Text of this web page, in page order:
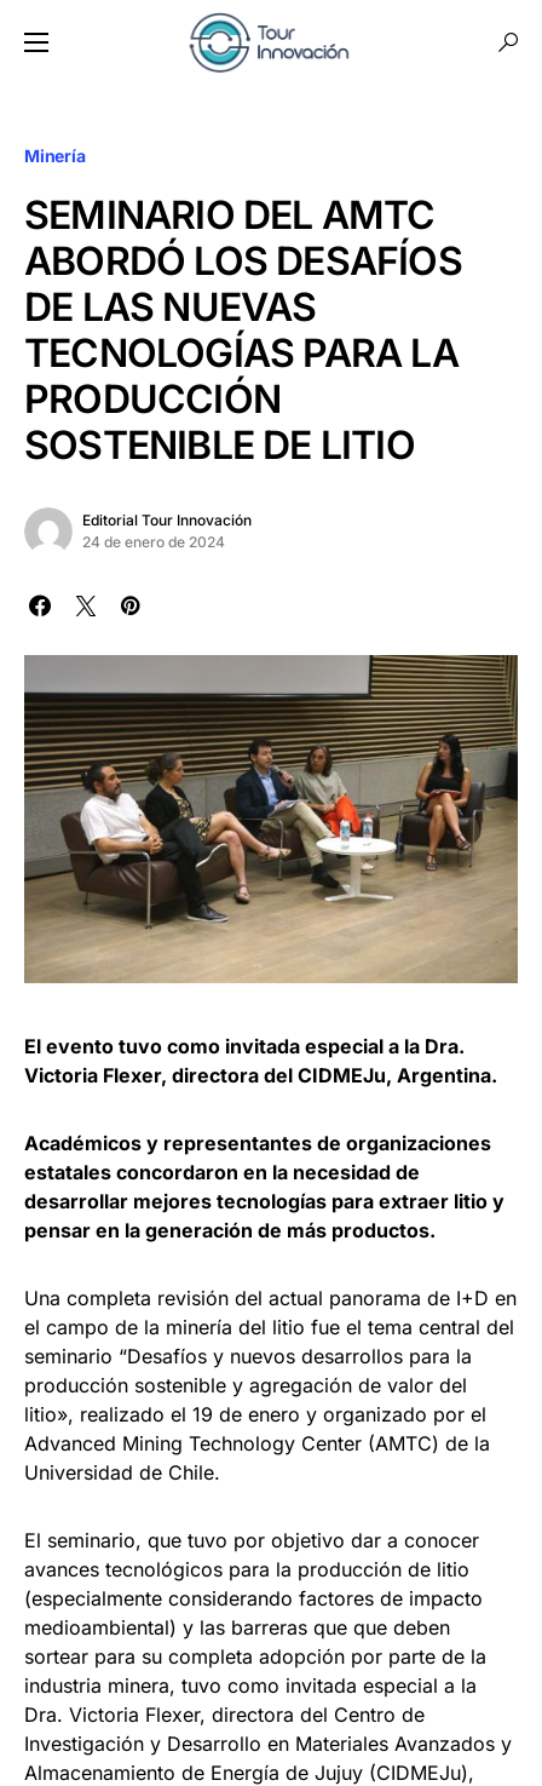
Minería
SEMINARIO DEL AMTC
ABORDÓ LOS DESAFÍOS
DE LAS NUEVAS
TECNOLOGÍAS PARA LA
PRODUCCIÓN
SOSTENIBLE DE LITIO
Editorial Tour Innovación
24 de enero de 2024
El evento tuvo como invitada especial a la Dra.
Victoria Flexer, directora del CIDMEJu, Argentina.
Académicos y representantes de organizaciones
estatales concordaron en la necesidad de
desarrollar mejores tecnologías para extraer litio y
pensar en la generación de más productos.
Una completa revisión del actual panorama de I+D en
el campo de la minería del litio fue el tema central del
seminario “Desafíos y nuevos desarrollos para la
producción sostenible y agregación de valor del
litio», realizado el 19 de enero y organizado por el
Advanced Mining Technology Center (AMTC) de la
Universidad de Chile.
El seminario, que tuvo por objetivo dar a conocer
avances tecnológicos para la producción de litio
(especialmente considerando factores de impacto
medioambiental) y las barreras que que deben
sortear para su completa adopción por parte de la
industria minera, tuvo como invitada especial a la
Dra. Victoria Flexer, directora del Centro de
Investigación y Desarrollo en Materiales Avanzados y
Almacenamiento de Energía de Jujuy (CIDMEJu),